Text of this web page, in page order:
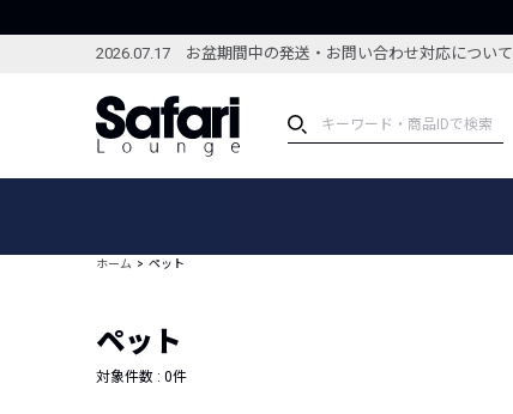
2026.07.17 お盆期間中の発送・お問い合わせ対応について
ブランドから探す
新着アイテム
編集部のおすすめアイテム
ホーム ペット
ペット
対象件数 : 0件